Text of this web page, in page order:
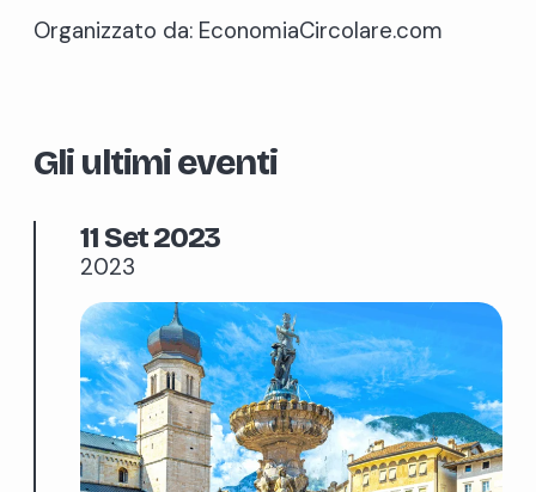
Organizzato da: EconomiaCircolare.com
Gli ultimi eventi
11 Set 2023
2023